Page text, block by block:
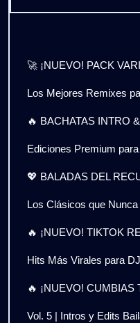
🚀 ¡NUEVO! PACK
Los Mejores Remixes
🔥 BACHATAS INTRO
Ediciones Premium
💖 BALADAS DEL
Los Clásicos que
🔥 ¡NUEVO! TIKTOK
Hits Más Virales para
🔥 ¡NUEVO! CUMBIAS
Vol. 5 | Intros y Edits